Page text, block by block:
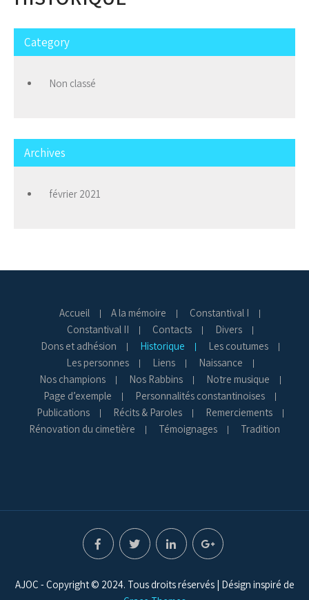
Category
Non classé
Archives
février 2021
Accueil A la mémoire
Constantival I
Constantival II
Contacts
Divers
Dons et adhésion
Historique
Les coutumes
Les personnes
Liens
Naissance
Nos champions
Nos Rabbins
Notre musique
Page d’exemple
Personnalités constantinoises
Publications
Récits & Paroles
Remerciements
Rénovation du cimetière
Témoignages Tradition
AJOC - Copyright © 2024. Tous droits réservés | Désign inspiré de